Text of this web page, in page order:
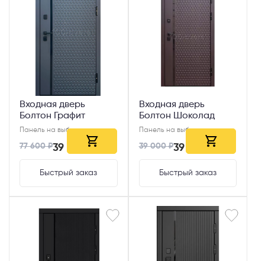
Входная дверь
Болтон Графит
Панель на выбор + к цене
77 600 ₽39 000 ₽
Быстрый заказ
Входная дверь
Болтон Шоколад
Панель на выбор + к цене
39 000 ₽39 000 ₽
Быстрый заказ